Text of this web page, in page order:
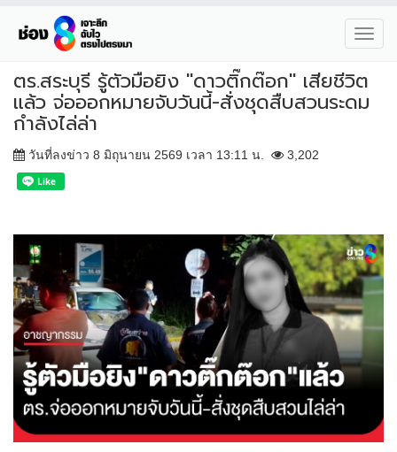
ตร.สระบุรี รู้ตัวมือยิง "ดาวติ๊กต๊อก" เสียชีวิต
แล้ว จ่อออกหมายจับวันนี้-สั่งชุดสืบสวนระดม
กำลังไล่ล่า
วันที่ลงข่าว 8 มิถุนายน 2569 เวลา 13:11 น. 3,202